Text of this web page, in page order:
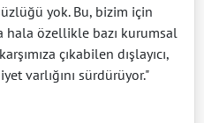
yok. Bu, bizim için
hala özellikle bazı kurumsal
çıkabilen dışlayıcı,
varlığını sürdürüyor."